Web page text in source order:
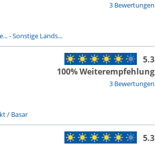
3 Bewertungen
-Sonstige Lands...
3 Bewertungen
5.3
100% Weiterempfehlung
/ Basar
5.3